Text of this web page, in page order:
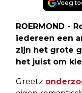
Voeg
ROERMOND -
iedereen een
zijn het grote
het juist om
Greetz